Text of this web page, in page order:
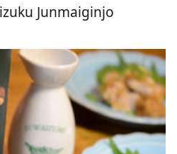
Junmaiginjo